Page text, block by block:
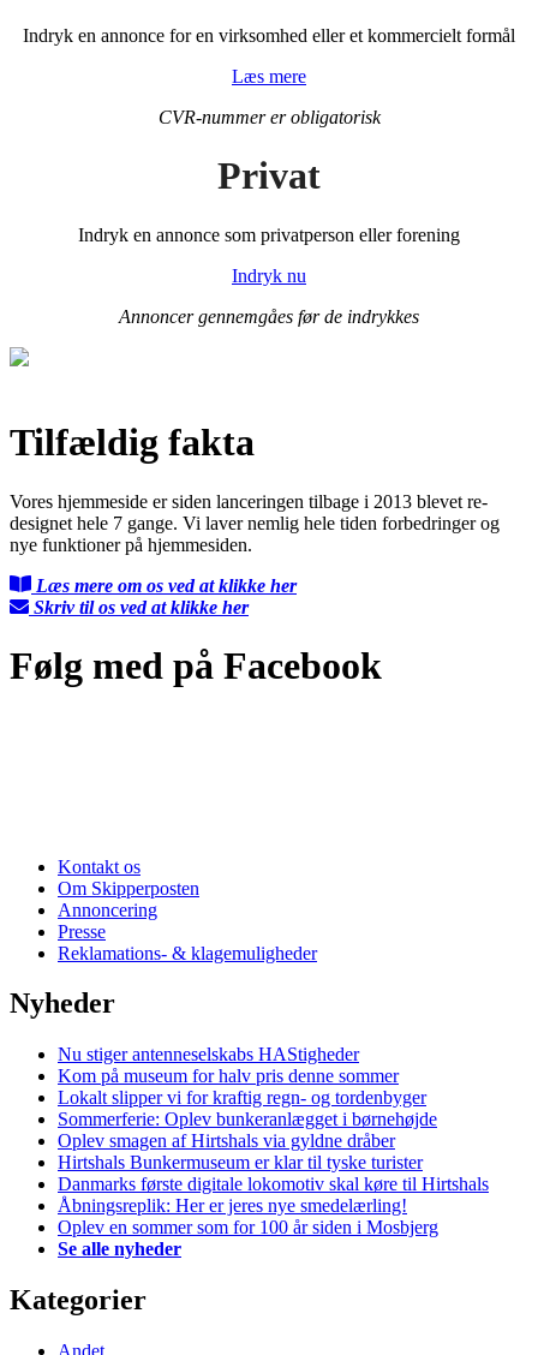
Indryk en annonce for en virksomhed eller et kommercielt formål
Læs mere
CVR-nummer er obligatorisk
Privat
Indryk en annonce som privatperson eller forening
Indryk nu
Annoncer gennemgåes før de indrykkes
Tilfældig fakta
Vores hjemmeside er siden lanceringen tilbage i 2013 blevet re-
designet hele 7 gange. Vi laver nemlig hele tiden forbedringer og
nye funktioner på hjemmesiden.
Læs mere om os ved at klikke her
Skriv til os ved at klikke her
Følg med på Facebook
Kontakt os
Om Skipperposten
Annoncering
Presse
Reklamations- & klagemuligheder
Nyheder
Nu stiger antenneselskabs HAStigheder
Kom på museum for halv pris denne sommer
Lokalt slipper vi for kraftig regn- og tordenbyger
Sommerferie: Oplev bunkeranlægget i børnehøjde
Oplev smagen af Hirtshals via gyldne dråber
Hirtshals Bunkermuseum er klar til tyske turister
Danmarks første digitale lokomotiv skal køre til Hirtshals
Åbningsreplik: Her er jeres nye smedelærling!
Oplev en sommer som for 100 år siden i Mosbjerg
Se alle nyheder
Kategorier